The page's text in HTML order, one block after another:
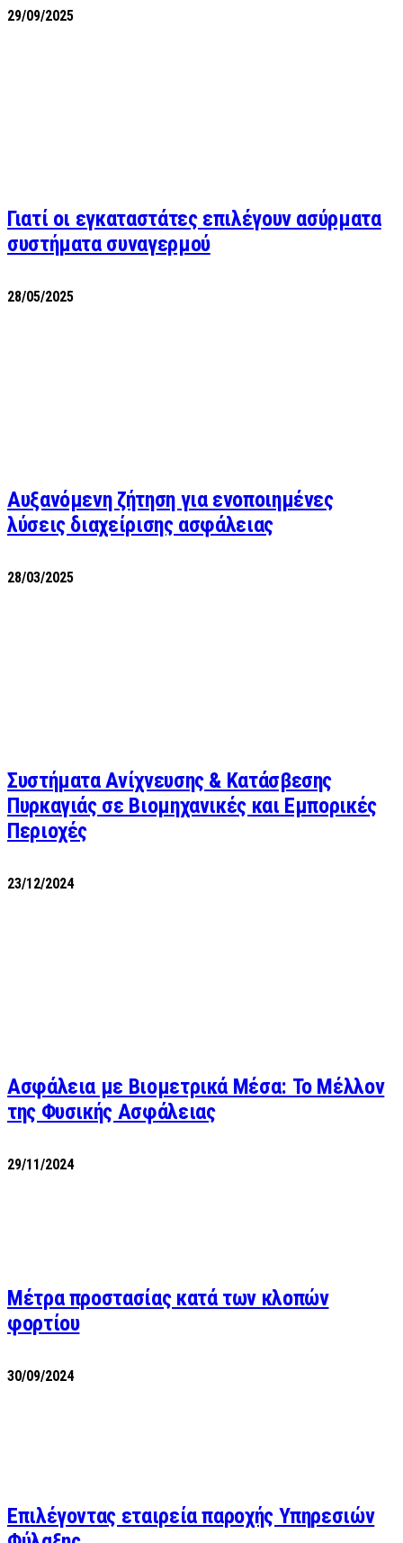
29/09/2025
Γιατί οι εγκαταστάτες επιλέγουν ασύρματα
συστήματα συναγερμού
28/05/2025
Αυξανόμενη ζήτηση για ενοποιημένες
λύσεις διαχείρισης ασφάλειας
28/03/2025
Συστήματα Ανίχνευσης & Κατάσβεσης
Πυρκαγιάς σε Βιομηχανικές και Εμπορικές
Περιοχές
23/12/2024
Ασφάλεια με Βιομετρικά Μέσα: Το Μέλλον
της Φυσικής Ασφάλειας
29/11/2024
Μέτρα προστασίας κατά των κλοπών
φορτίου
30/09/2024
Επιλέγοντας εταιρεία παροχής Υπηρεσιών